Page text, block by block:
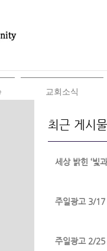
교회소식
최근 게시물
세상 밝힌 ‘빛
주일광고 3/17
주일광고 2/25